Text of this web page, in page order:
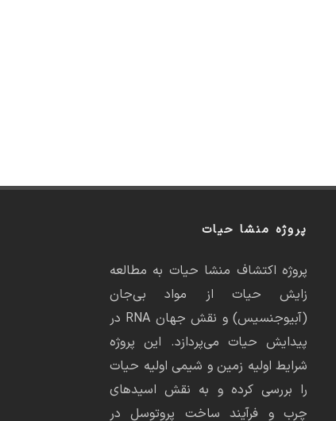
پروژه منشا حیات
پروژه اکتشاف منشا حیات به مطالعه
زایش حیات از مواد بی‌جان
(آبیوجنسیس) و نقش جهان RNA در
پیدایش حیات می‌پردازد. این پروژه
شرایط اولیه زمین و شیمی اولیه حیات
را بررسی کرده و به نقش اسیدهای
چرب و فرآیند ساخت پروتوسل در